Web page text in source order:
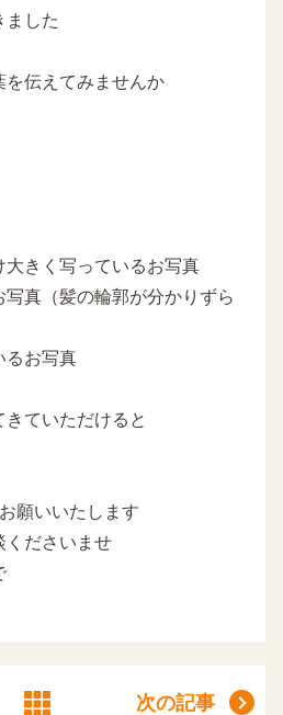
ました
伝えてみませんか
きく写っているお写真
真（髪の輪郭が分かりずら
るお写真
ていただけると
願いいたします
くださいませ
次の記事